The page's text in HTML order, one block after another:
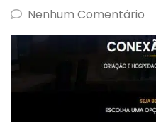
Nenhum Comentário